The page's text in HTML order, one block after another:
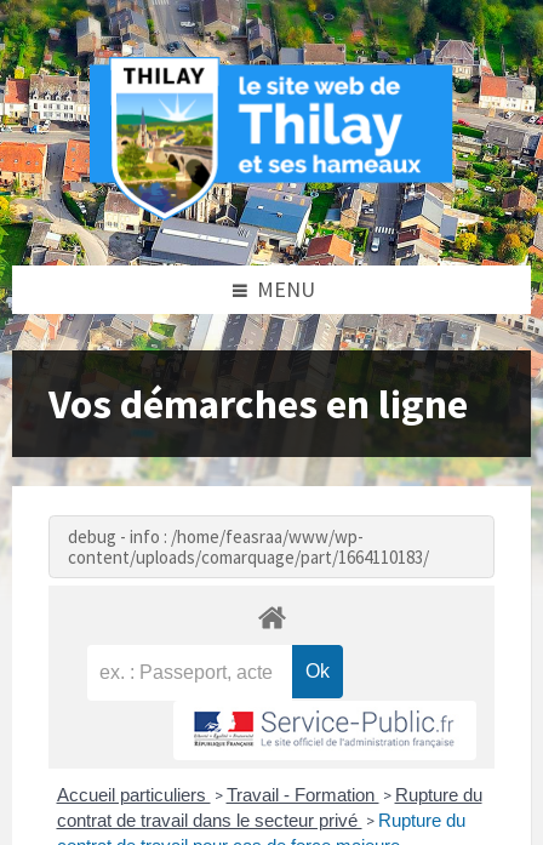
Skip
to
content
Skip
to
left
sidebar
Skip
to
footer
MENU
Vos démarches en ligne
debug - info : /home/feasraa/www/wp-
content/uploads/comarquage/part/1664110183/
Accueil particuliers > Travail - Formation > Rupture du
contrat de travail dans le secteur privé > Rupture du